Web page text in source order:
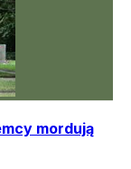
mordują